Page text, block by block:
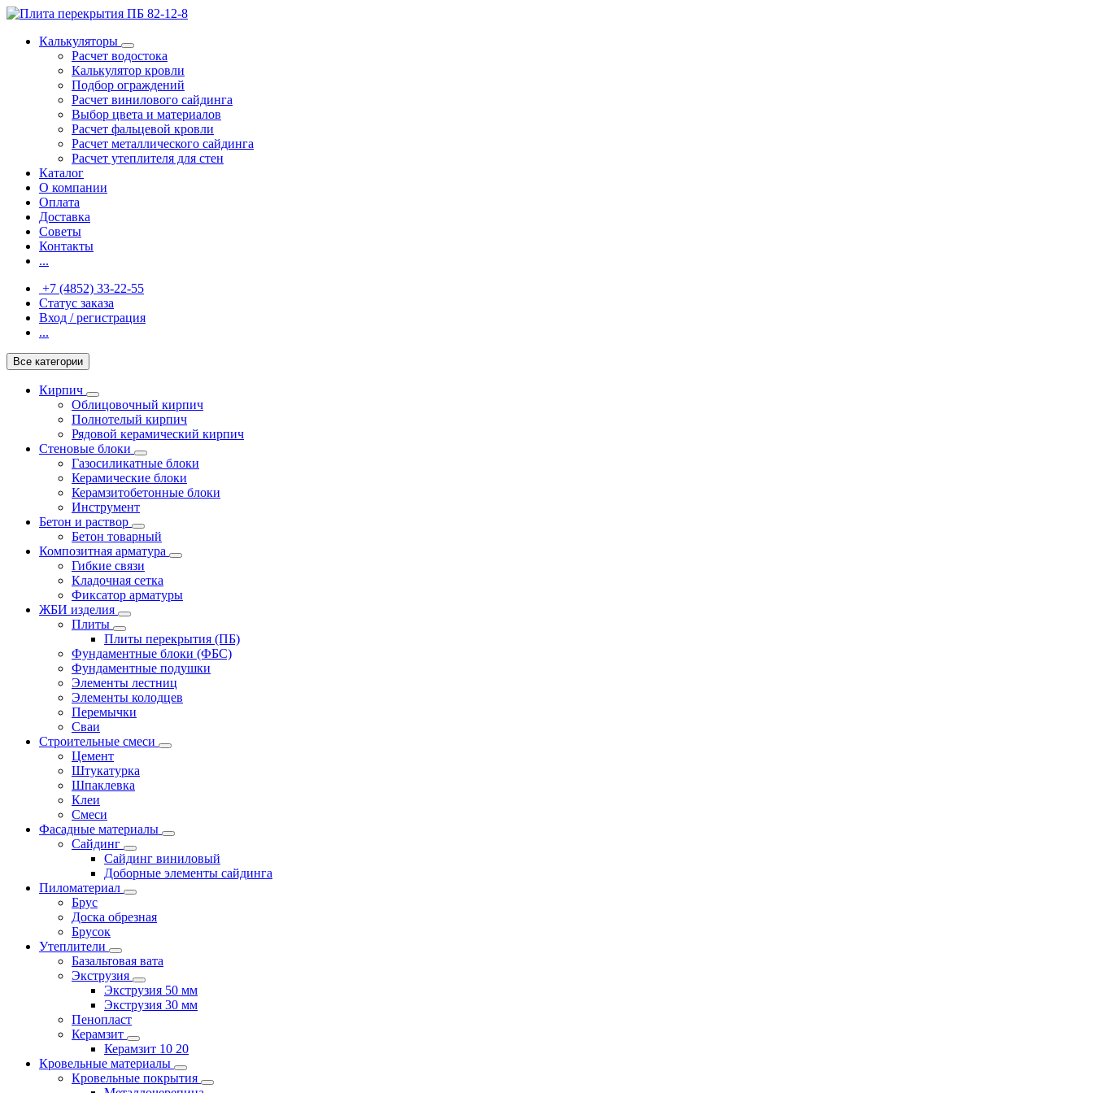
Калькуляторы
Расчет водостока
Калькулятор кровли
Подбор ограждений
Расчет винилового сайдинга
Выбор цвета и материалов
Расчет фальцевой кровли
Расчет металлического сайдинга
Расчет утеплителя для стен
Каталог
О компании
Оплата
Доставка
Советы
Контакты
...
+7 (4852) 33-22-55
Статус заказа
Вход / регистрация
...
Все категории
Кирпич
Облицовочный кирпич
Полнотелый кирпич
Рядовой керамический кирпич
Стеновые блоки
Газосиликатные блоки
Керамические блоки
Керамзитобетонные блоки
Инструмент
Бетон и раствор
Бетон товарный
Композитная арматура
Гибкие связи
Кладочная сетка
Фиксатор арматуры
ЖБИ изделия
Плиты
Плиты перекрытия (ПБ)
Фундаментные блоки (ФБС)
Фундаментные подушки
Элементы лестниц
Элементы колодцев
Перемычки
Сваи
Строительные смеси
Цемент
Штукатурка
Шпаклевка
Клеи
Смеси
Фасадные материалы
Сайдинг
Сайдинг виниловый
Доборные элементы сайдинга
Пиломатериал
Брус
Доска обрезная
Брусок
Утеплители
Базальтовая вата
Экструзия
Экструзия 50 мм
Экструзия 30 мм
Пенопласт
Керамзит
Керамзит 10 20
Кровельные материалы
Кровельные покрытия